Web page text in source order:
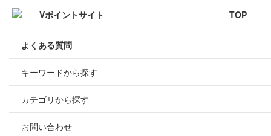
TOP
よくある質問
キーワードから探す
カテゴリから探す
お問い合わせ